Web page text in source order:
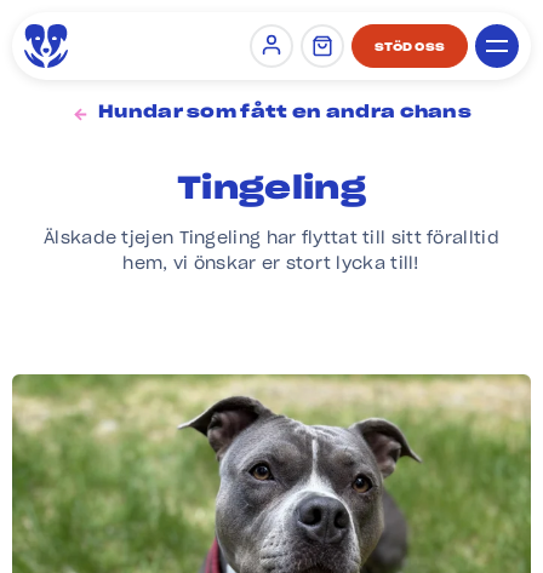
Sign in STÖD OSS
Hundar som fått en andra chans
Tingeling
Älskade tjejen Tingeling har flyttat till sitt föralltid
hem, vi önskar er stort lycka till!